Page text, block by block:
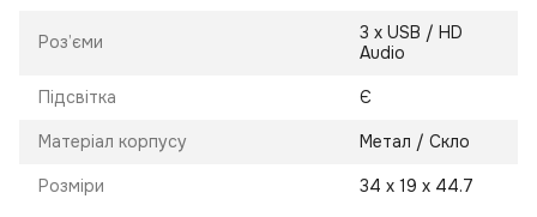
Роз’єми
3 х USB / HD
Audio
Підсвітка Є
Матеріал корпусу Метал / Скло
Розміри 34 х 19 х 44.7